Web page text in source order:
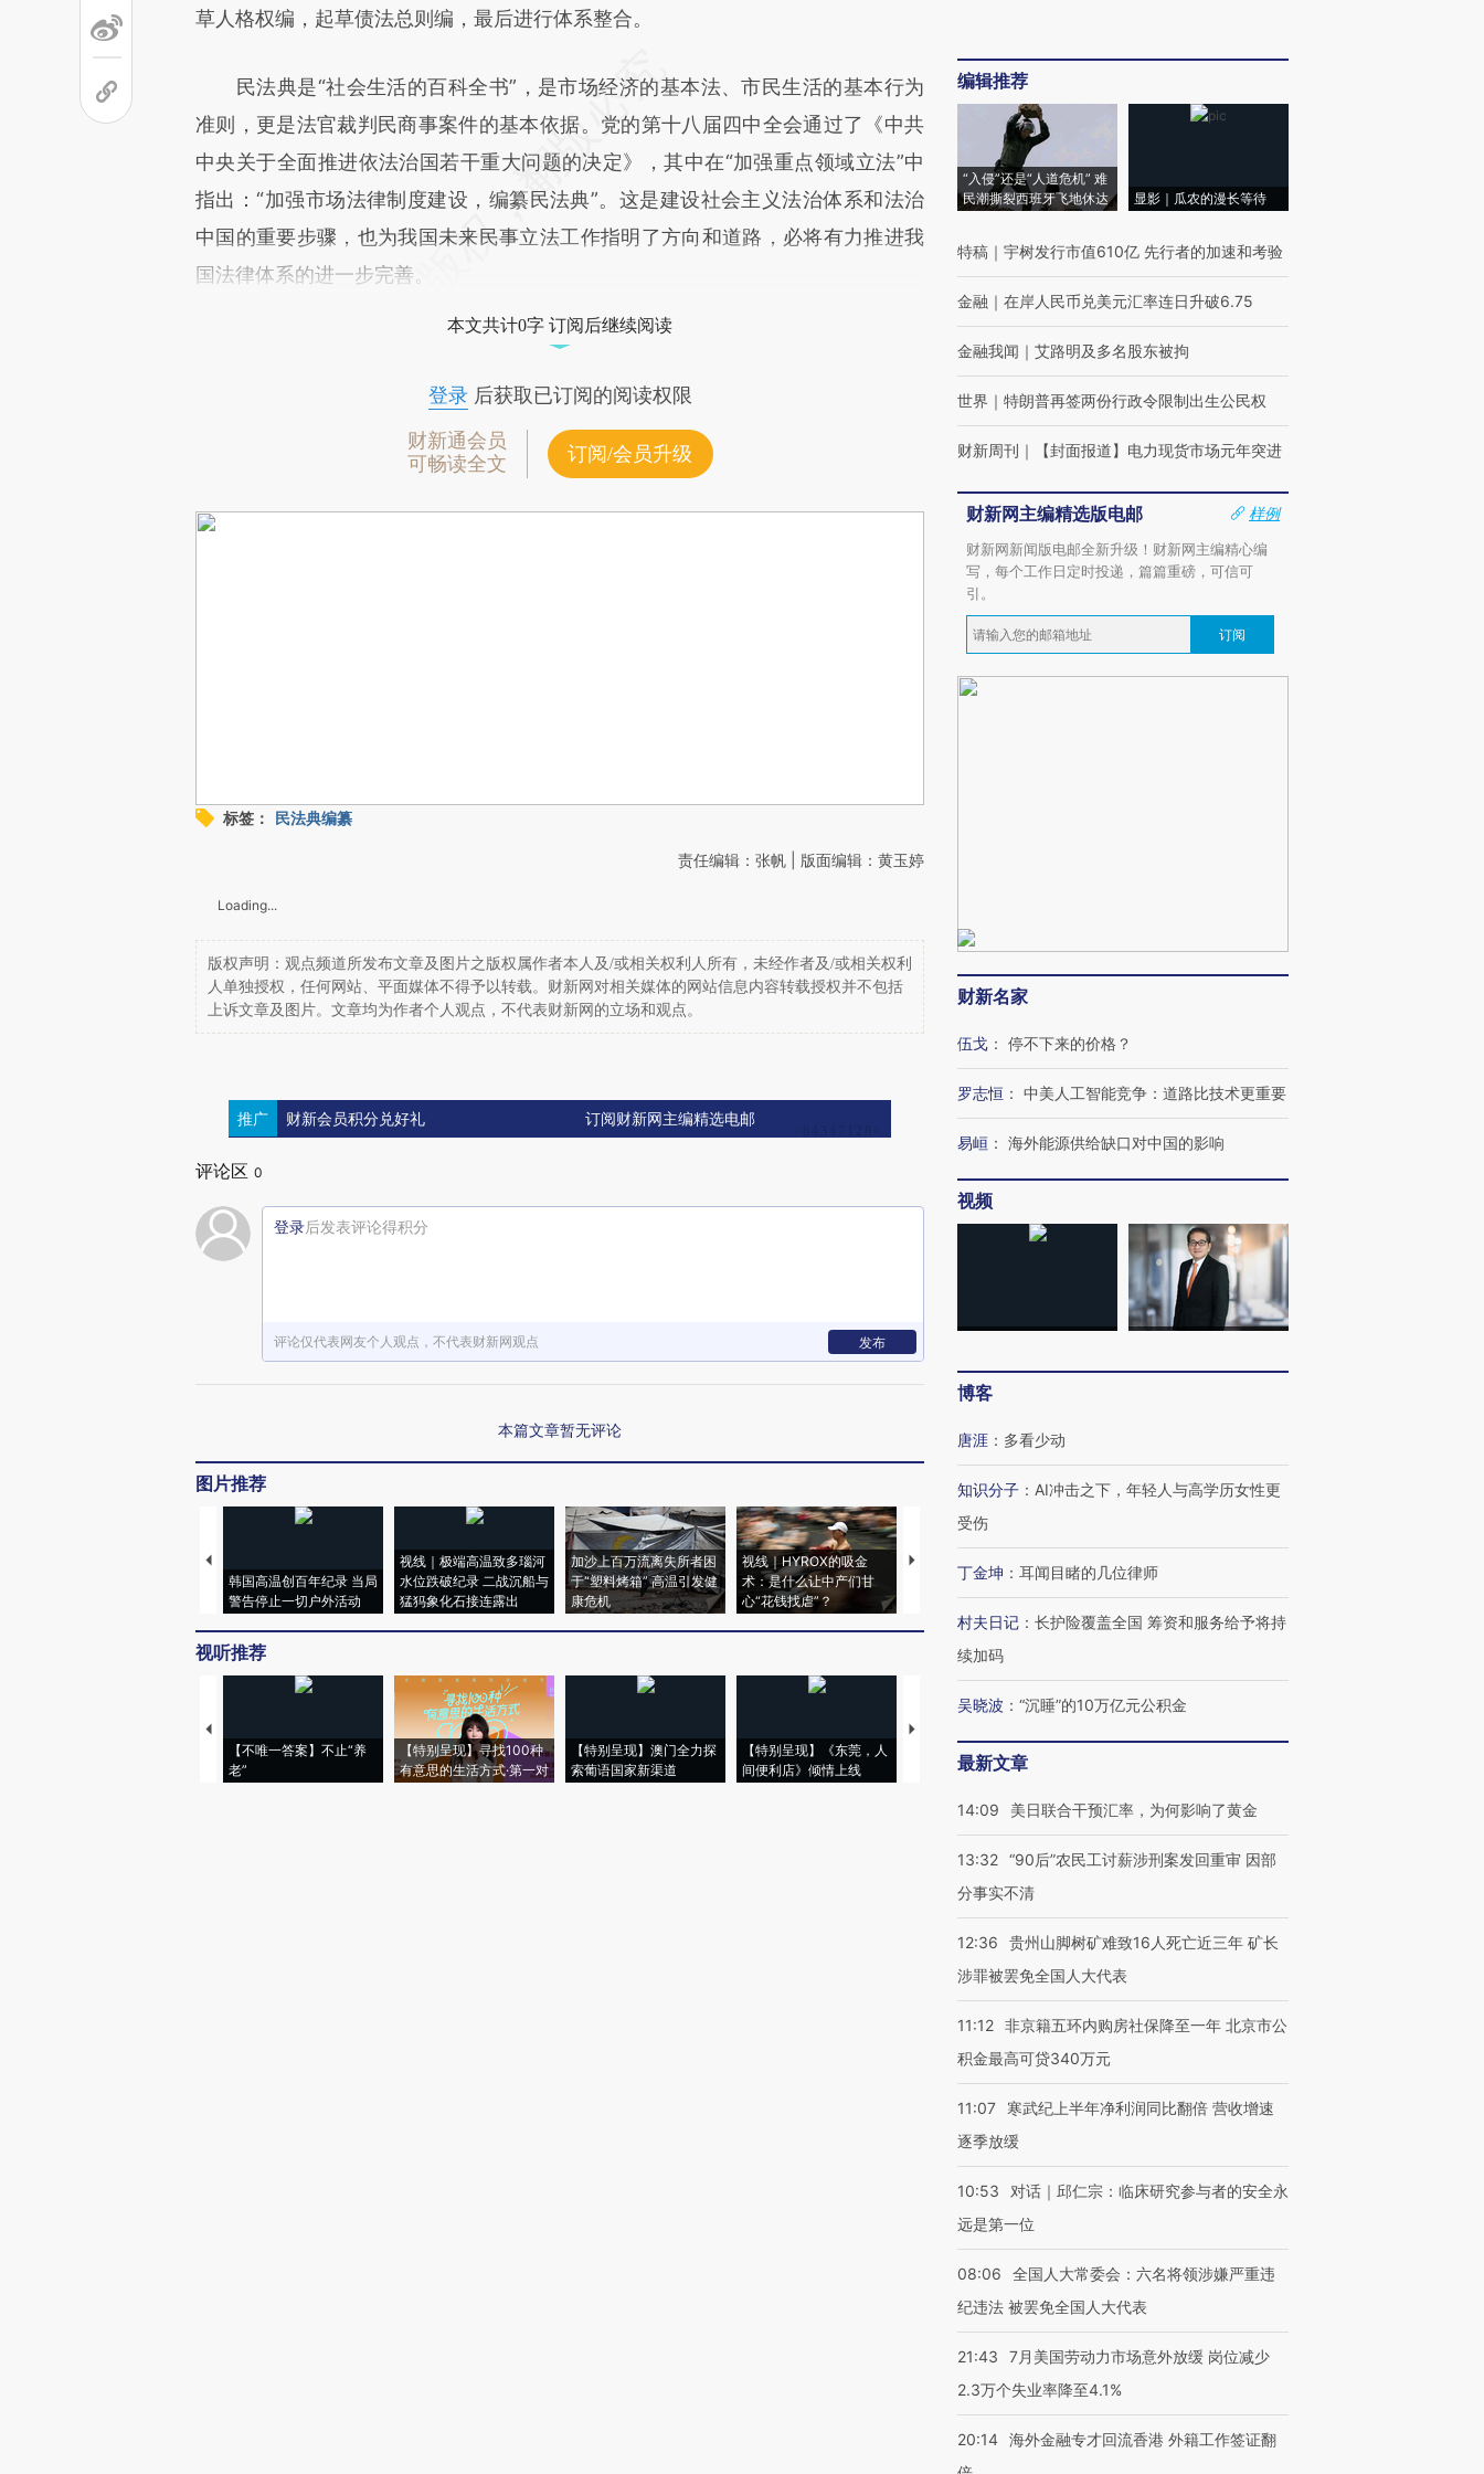
草人格权编，起草债法总则编，最后进行体系整合。
民法典是“社会生活的百科全书”，是市场经济的基本法、市民生活的基本行为
准则，更是法官裁判民商事案件的基本依据。党的第十八届四中全会通过了《中共
中央关于全面推进依法治国若干重大问题的决定》，其中在“加强重点领域立法”中
指出：“加强市场法律制度建设，编纂民法典”。这是建设社会主义法治体系和法治
中国的重要步骤，也为我国未来民事立法工作指明了方向和道路，必将有力推进我
国法律体系的进一步完善。
本文共计0字 订阅后继续阅读
登录后获取已订阅的阅读权限
财新通会员
可畅读全文
订阅/会员升级
标签： 民法典编纂
责任编辑：张帆 | 版面编辑：黄玉婷
Loading...
版权声明：观点频道所发布文章及图片之版权属作者本人及/或相关权利人所有，未经作者及/或相关权利
人单独授权，任何网站、平面媒体不得予以转载。财新网对相关媒体的网站信息内容转载授权并不包括
上诉文章及图片。文章均为作者个人观点，不代表财新网的立场和观点。
推广 财新会员积分兑好礼 订阅财新网主编精选电邮
评论区 0
登录后发表评论得积分
评论仅代表网友个人观点，不代表财新网观点 发布
本篇文章暂无评论
图片推荐
韩国高温创百年纪录 当局
警告停止一切户外活动
视线｜极端高温致多瑙河
水位跌破纪录 二战沉船与
猛犸象化石接连露出
加沙上百万流离失所者困
于“塑料烤箱” 高温引发健
康危机
视线｜HYROX的吸金
术：是什么让中产们甘
心“花钱找虐”？
马航飞行员跨国走私7万
粒摇头丸 尿检体内含3种
视线｜被称为“蟑螂”的印
度Z世代 用街头抗争将教
育部长拱下台
飞地休达
视听推荐
【不唯一答案】不止“养
老”
【特别呈现】寻找100种
有意思的生活方式·第一对
【特别呈现】澳门全力探
索葡语国家新渠道
【特别呈现】《东莞，人
间便利店》倾情上线
【推广】走进第四届链博
会，让数智科技“链”接产
编辑推荐
“入侵”还是“人道危机” 难
民潮撕裂西班牙飞地休达
显影｜瓜农的漫长等待
特稿 ｜ 宇树发行市值610亿 先行者的加速和考验
金融 ｜ 在岸人民币兑美元汇率连日升破6.75
金融我闻 ｜ 艾路明及多名股东被拘
世界 ｜ 特朗普再签两份行政令限制出生公民权
财新周刊 ｜ 【封面报道】电力现货市场元年突进
财新网主编精选版电邮
样例
财新网新闻版电邮全新升级！财新网主编精心编
写，每个工作日定时投递，篇篇重磅，可信可
引。
订阅
财新名家
伍戈 ： 停不下来的价格？
罗志恒 ： 中美人工智能竞争：道路比技术更重要
易峘 ： 海外能源供给缺口对中国的影响
视频
博客
唐涯 ： 多看少动
知识分子 ： AI冲击之下，年轻人与高学历女性更
受伤
丁金坤 ： 耳闻目睹的几位律师
村夫日记 ： 长护险覆盖全国 筹资和服务给予将持
续加码
吴晓波 ： “沉睡”的10万亿元公积金
最新文章
14:09 美日联合干预汇率，为何影响了黄金
13:32 “90后”农民工讨薪涉刑案发回重审 因部
分事实不清
12:36
贵州山脚树矿难致16人死亡近三年 矿长
涉罪被罢免全国人大代表
11:12 非京籍五环内购房社保降至一年 北京市公
积金最高可贷340万元
11:07
寒武纪上半年净利润同比翻倍 营收增速
逐季放缓
10:53
对话｜邱仁宗：临床研究参与者的安全永
远是第一位
08:06
全国人大常委会：六名将领涉嫌严重违
纪违法 被罢免全国人大代表
21:43
7月美国劳动力市场意外放缓 岗位减少
2.3万个失业率降至4.1%
20:14 海外金融专才回流香港 外籍工作签证翻